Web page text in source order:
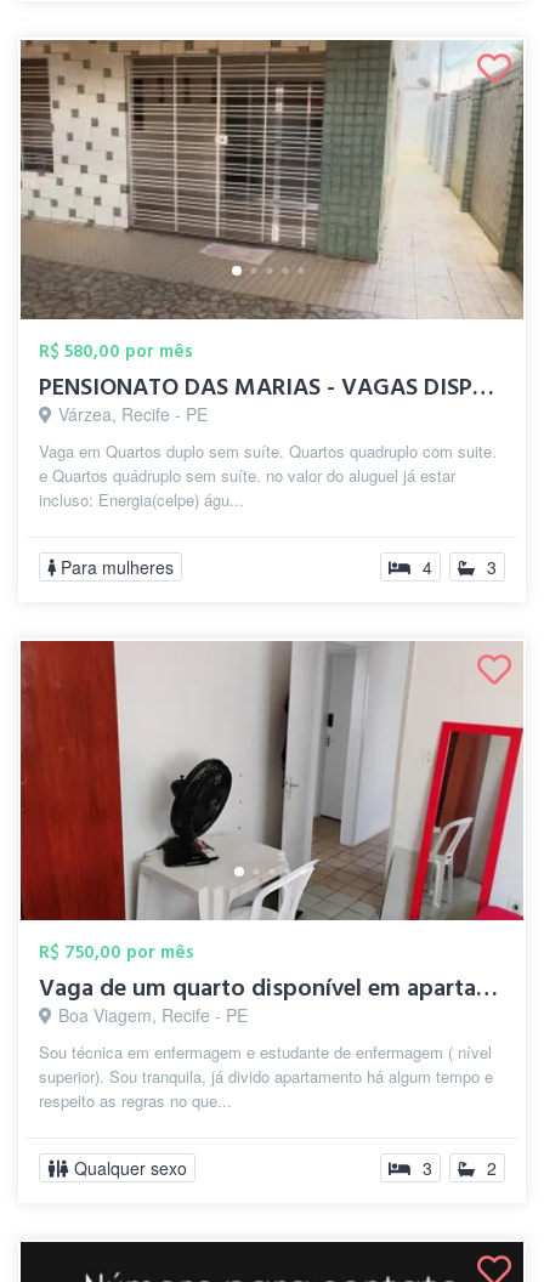
R$ 580,00 por mês
PENSIONATO DAS MARIAS - VAGAS DISPONÍVEL
Várzea, Recife - PE
Vaga em Quartos duplo sem suíte. Quartos quadruplo com suite.
e Quartos quádruplo sem suíte. no valor do aluguel já estar
incluso: Energia(celpe) águ...
Para mulheres 4 3
R$ 750,00 por mês
Vaga de um quarto disponível em apartame...
Boa Viagem, Recife - PE
Sou técnica em enfermagem e estudante de enfermagem ( nível
superior). Sou tranquila, já divido apartamento há algum tempo e
respeito as regras no que...
Qualquer sexo 3 2